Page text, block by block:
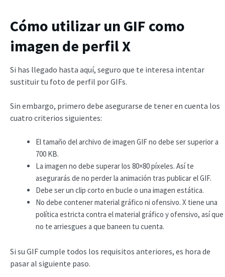
Cómo utilizar un GIF como
imagen de perfil X
Si has llegado hasta aquí, seguro que te interesa intentar
sustituir tu foto de perfil por GIFs.
Sin embargo, primero debe asegurarse de tener en cuenta los
cuatro criterios siguientes:
El tamaño del archivo de imagen GIF no debe ser superior a
700 KB.
La imagen no debe superar los 80×80 píxeles. Así te
asegurarás de no perder la animación tras publicar el GIF.
Debe ser un clip corto en bucle o una imagen estática.
No debe contener material gráfico ni ofensivo. X tiene una
política estricta contra el material gráfico y ofensivo, así que
no te arriesgues a que baneen tu cuenta.
Si su GIF cumple todos los requisitos anteriores, es hora de
pasar al siguiente paso.